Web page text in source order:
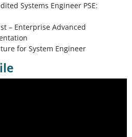
Systems Engineer PSE:
– Enterprise Advanced
for System Engineer